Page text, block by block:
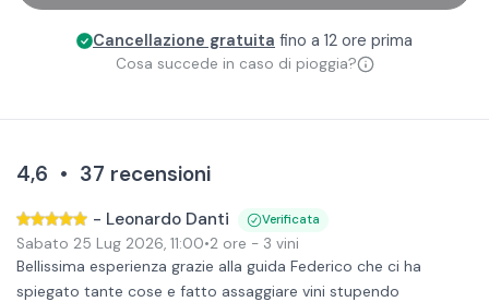
Cancellazione gratuita fino a 12 ore prima
Cosa succede in caso di pioggia?
4,6 • 37 recensioni
- Leonardo Danti Verificata
Sabato 25 Lug 2026, 11:00•2 ore - 3 vini
Bellissima esperienza grazie alla guida Federico che ci ha
spiegato tante cose e fatto assaggiare vini stupendo